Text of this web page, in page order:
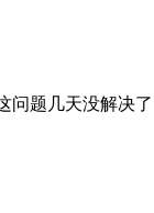
问题几天没解决了